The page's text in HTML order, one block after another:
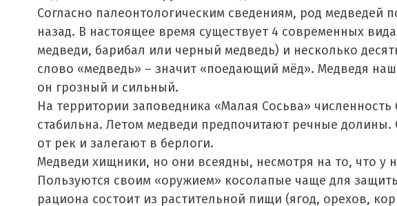
Согласно палеонтологическим сведениям, род медведей
назад. В настоящее время существует 4 современных
медведи, барибал или черный медведь) и несколько
слово «медведь» – значит «поедающий мёд». Медведя
он грозный и сильный.
На территории заповедника «Малая Сосьва»
стабильна. Летом медведи предпочитают речные
от рек и залегают в берлоги.
Медведи хищники, но они всеядны, несмотря на то, что у
Пользуются своим «оружием» косолапые чаще для
рациона состоит из растительной пищи (ягод, орехов,